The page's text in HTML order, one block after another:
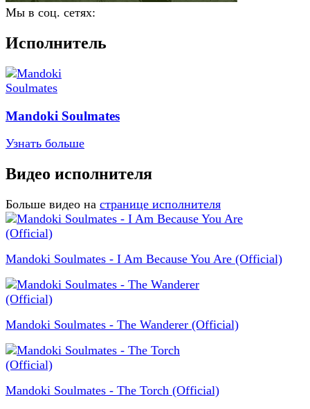
Мы в соц. сетях:
Исполнитель
Mandoki Soulmates
Узнать больше
Видео исполнителя
Больше видео на странице исполнителя
Mandoki Soulmates - I Am Because You Are (Official)
Mandoki Soulmates - The Wanderer (Official)
Mandoki Soulmates - The Torch (Official)